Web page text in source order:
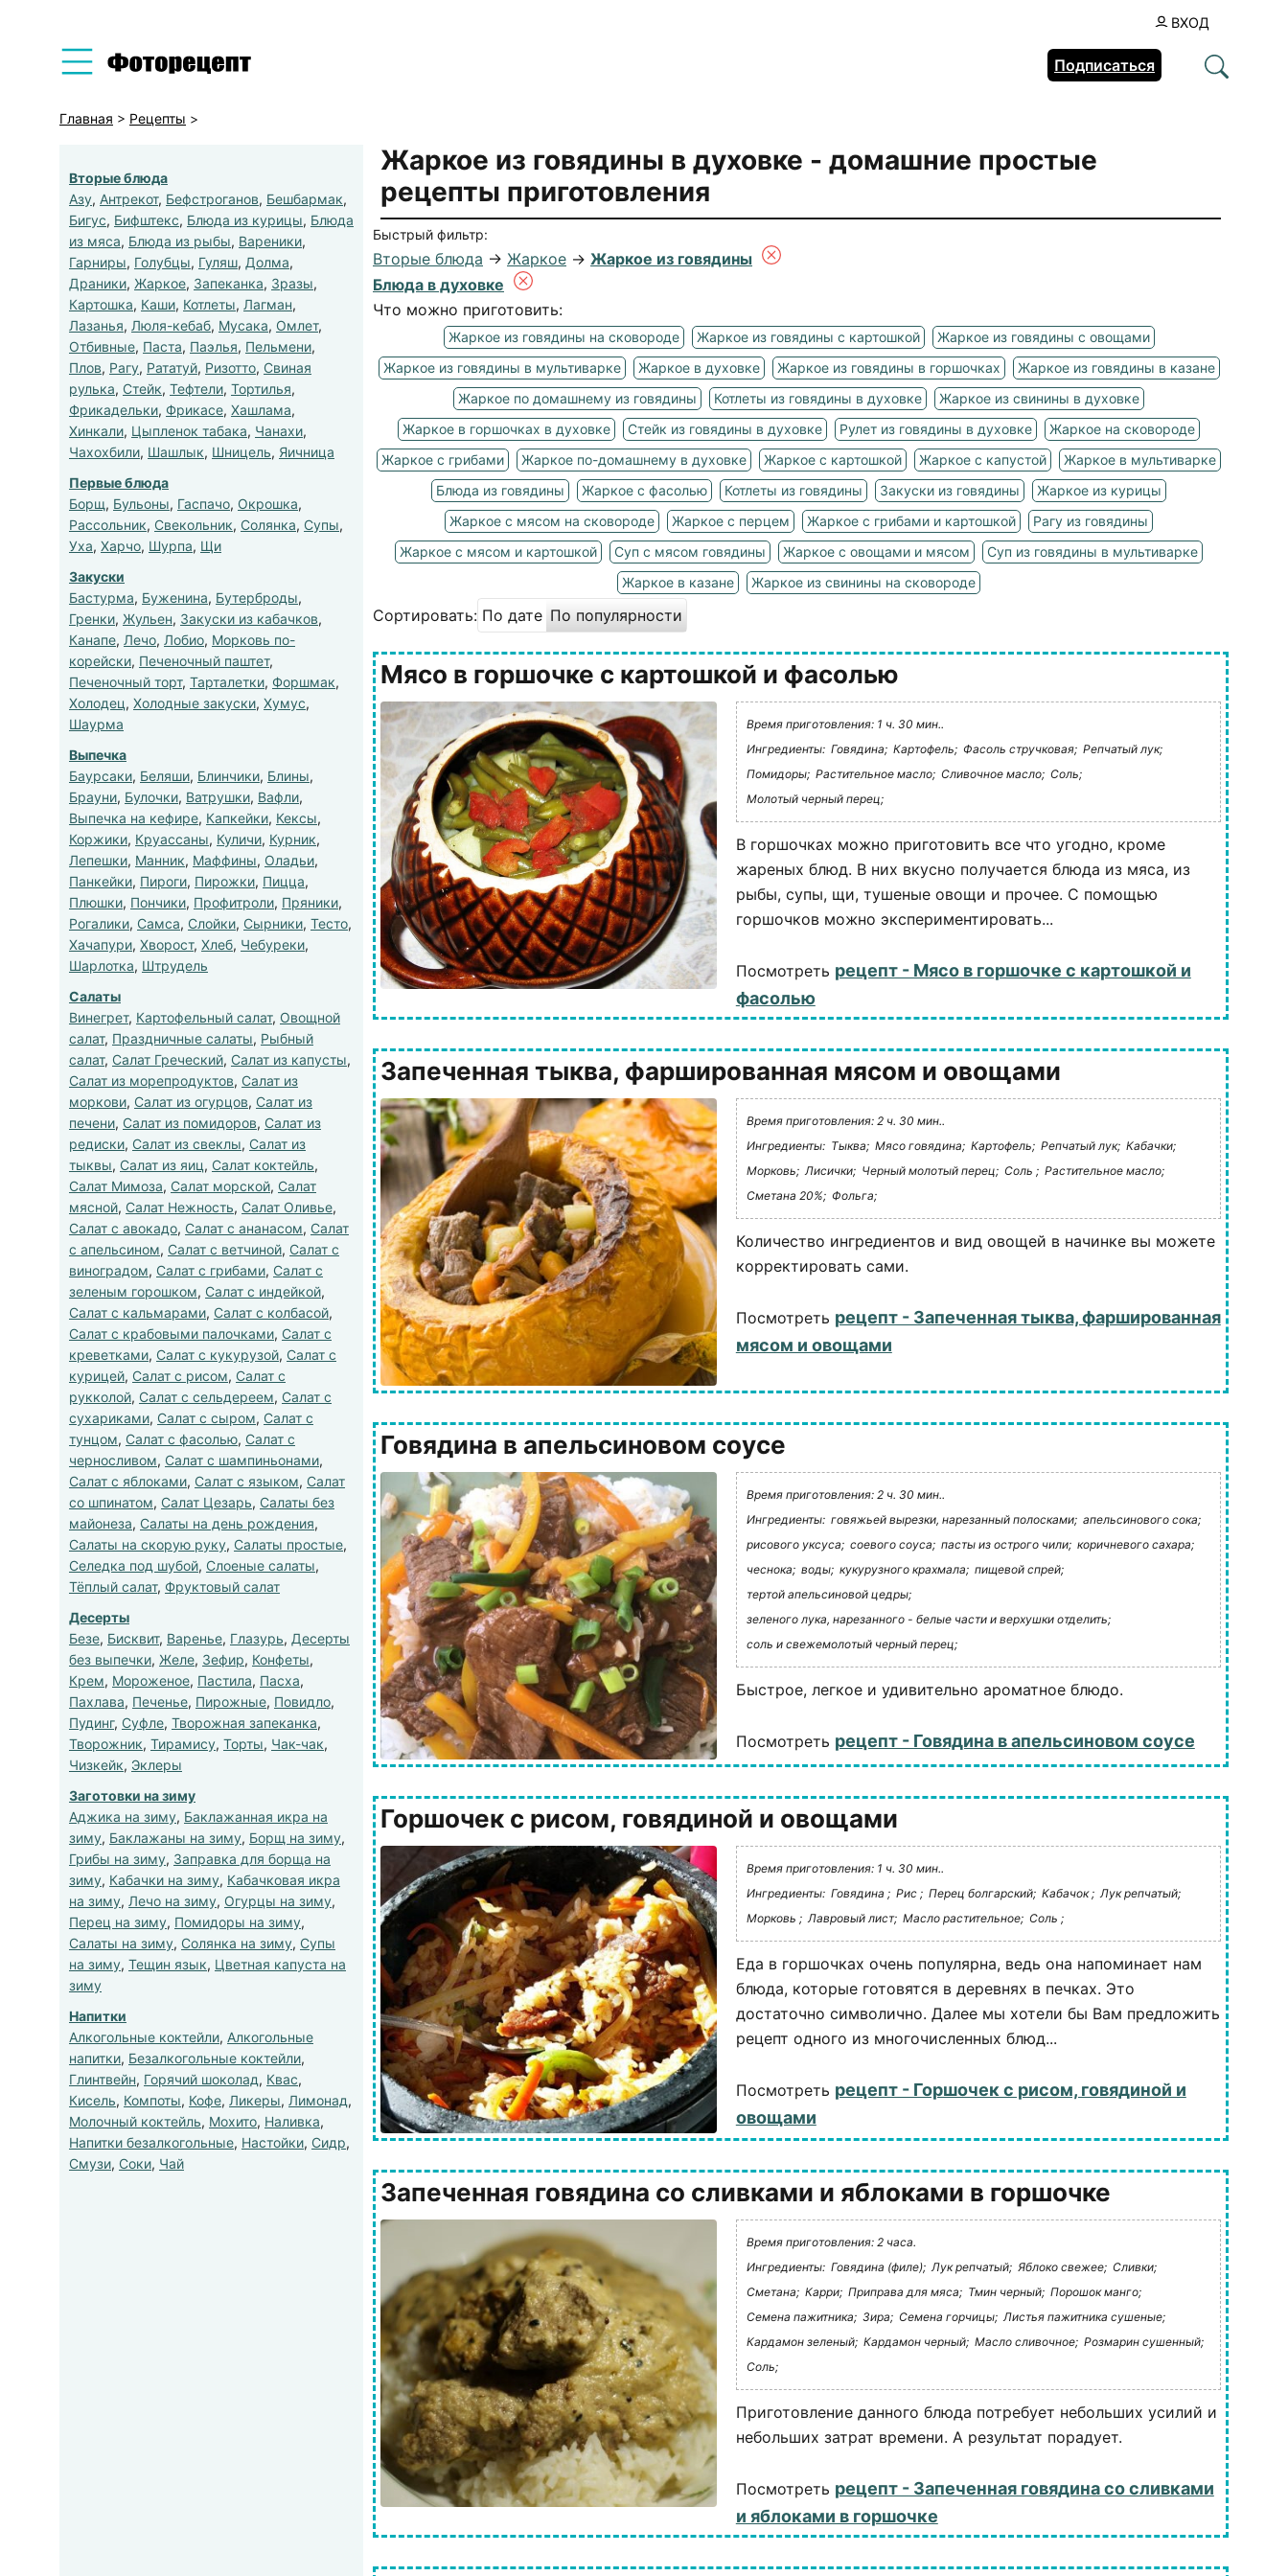
ВХОД
Подписаться
Главная > Рецепты >
Вторые блюда
Азу, Антрекот, Бефстроганов, Бешбармак,
Бигус, Бифштекс, Блюда из курицы, Блюда
из мяса, Блюда из рыбы, Вареники,
Гарниры, Голубцы, Гуляш, Долма,
Драники, Жаркое, Запеканка, Зразы,
Картошка, Каши, Котлеты, Лагман,
Лазанья, Люля-кебаб, Мусака, Омлет,
Отбивные, Паста, Паэлья, Пельмени,
Плов, Рагу, Рататуй, Ризотто, Свиная
рулька, Стейк, Тефтели, Тортилья,
Фрикадельки, Фрикасе, Хашлама,
Хинкали, Цыпленок табака, Чанахи,
Чахохбили, Шашлык, Шницель, Яичница
Первые блюда
Борщ, Бульоны, Гаспачо, Окрошка,
Рассольник, Свекольник, Солянка, Супы,
Уха, Харчо, Шурпа, Щи
Закуски
Бастурма, Буженина, Бутерброды,
Гренки, Жульен, Закуски из кабачков,
Канапе, Лечо, Лобио, Морковь по-
корейски, Печеночный паштет,
Печеночный торт, Тарталетки, Форшмак,
Холодец, Холодные закуски, Хумус,
Шаурма
Выпечка
Баурсаки, Беляши, Блинчики, Блины,
Брауни, Булочки, Ватрушки, Вафли,
Выпечка на кефире, Капкейки, Кексы,
Коржики, Круассаны, Куличи, Курник,
Лепешки, Манник, Маффины, Оладьи,
Панкейки, Пироги, Пирожки, Пицца,
Плюшки, Пончики, Профитроли, Пряники,
Рогалики, Самса, Слойки, Сырники, Тесто,
Хачапури, Хворост, Хлеб, Чебуреки,
Шарлотка, Штрудель
Салаты
Винегрет, Картофельный салат, Овощной
салат, Праздничные салаты, Рыбный
салат, Салат Греческий, Салат из капусты,
Салат из морепродуктов, Салат из
моркови, Салат из огурцов, Салат из
печени, Салат из помидоров, Салат из
редиски, Салат из свеклы, Салат из
тыквы, Салат из яиц, Салат коктейль,
Салат Мимоза, Салат морской, Салат
мясной, Салат Нежность, Салат Оливье,
Салат с авокадо, Салат с ананасом, Салат
с апельсином, Салат с ветчиной, Салат с
виноградом, Салат с грибами, Салат с
зеленым горошком, Салат с индейкой,
Салат с кальмарами, Салат с колбасой,
Салат с крабовыми палочками, Салат с
креветками, Салат с кукурузой, Салат с
курицей, Салат с рисом, Салат с
рукколой, Салат с сельдереем, Салат с
сухариками, Салат с сыром, Салат с
тунцом, Салат с фасолью, Салат с
черносливом, Салат с шампиньонами,
Салат с яблоками, Салат с языком, Салат
со шпинатом, Салат Цезарь, Салаты без
майонеза, Салаты на день рождения,
Салаты на скорую руку, Салаты простые,
Селедка под шубой, Слоеные салаты,
Тёплый салат, Фруктовый салат
Десерты
Безе, Бисквит, Варенье, Глазурь, Десерты
без выпечки, Желе, Зефир, Конфеты,
Крем, Мороженое, Пастила, Пасха,
Пахлава, Печенье, Пирожные, Повидло,
Пудинг, Суфле, Творожная запеканка,
Творожник, Тирамису, Торты, Чак-чак,
Чизкейк, Эклеры
Заготовки на зиму
Аджика на зиму, Баклажанная икра на
зиму, Баклажаны на зиму, Борщ на зиму,
Грибы на зиму, Заправка для борща на
зиму, Кабачки на зиму, Кабачковая икра
на зиму, Лечо на зиму, Огурцы на зиму,
Перец на зиму, Помидоры на зиму,
Салаты на зиму, Солянка на зиму, Супы
на зиму, Тещин язык, Цветная капуста на
зиму
Напитки
Алкогольные коктейли, Алкогольные
напитки, Безалкогольные коктейли,
Глинтвейн, Горячий шоколад, Квас,
Кисель, Компоты, Кофе, Ликеры, Лимонад,
Молочный коктейль, Мохито, Наливка,
Напитки безалкогольные, Настойки, Сидр,
Смузи, Соки, Чай
Жаркое из говядины в духовке - домашние простые
рецепты приготовления
Быстрый фильтр:
Вторые блюда → Жаркое → Жаркое из говядины
Блюда в духовке
Что можно приготовить:
Жаркое из говядины на сковороде Жаркое из говядины с картошкой
Жаркое из говядины с овощами
Жаркое из говядины в мультиварке
Жаркое в духовке Жаркое из говядины в горшочках
Жаркое из говядины в казане
Жаркое по домашнему из говядины
Котлеты из говядины в духовке
Жаркое из свинины в духовке
Жаркое в горшочках в духовке
Стейк из говядины в духовке Рулет из говядины в духовке
Жаркое на сковороде
Жаркое с грибами
Жаркое по-домашнему в духовке Жаркое с картошкой Жаркое с капустой
Жаркое в мультиварке
Блюда из говядины
Жаркое с фасолью Котлеты из говядины Закуски из говядины
Жаркое из курицы
Жаркое с мясом на сковороде
Жаркое с перцем Жаркое с грибами и картошкой
Рагу из говядины
Жаркое с мясом и картошкой
Суп с мясом говядины Жаркое с овощами и мясом
Суп из говядины в мультиварке
Жаркое в казане
Жаркое из свинины на сковороде
Сортировать: По дате По популярности
Мясо в горшочке с картошкой и фасолью
Время приготовления: 1 ч. 30 мин..
Ингредиенты: Говядина; Картофель; Фасоль стручковая; Репчатый лук;
Помидоры; Растительное масло; Сливочное масло; Соль;
Молотый черный перец;
В горшочках можно приготовить все что угодно, кроме
жареных блюд. В них вкусно получается блюда из мяса, из
рыбы, супы, щи, тушеные овощи и прочее. С помощью
горшочков можно экспериментировать...
Посмотреть рецепт - Мясо в горшочке с картошкой и
фасолью
Запеченная тыква, фаршированная мясом и овощами
Время приготовления: 2 ч. 30 мин..
Ингредиенты: Тыква; Мясо говядина; Картофель; Репчатый лук; Кабачки;
Морковь; Лисички; Черный молотый перец; Соль ; Растительное масло;
Сметана 20%; Фольга;
Количество ингредиентов и вид овощей в начинке вы можете
корректировать сами.
Посмотреть рецепт - Запеченная тыква, фаршированная
мясом и овощами
Говядина в апельсиновом соусе
Время приготовления: 2 ч. 30 мин..
Ингредиенты: говяжьей вырезки, нарезанный полосками; апельсинового сока;
рисового уксуса; соевого соуса; пасты из острого чили; коричневого сахара;
чеснока; воды; кукурузного крахмала; пищевой спрей;
тертой апельсиновой цедры;
зеленого лука, нарезанного - белые части и верхушки отделить;
соль и свежемолотый черный перец;
Быстрое, легкое и удивительно ароматное блюдо.
Посмотреть рецепт - Говядина в апельсиновом соусе
Горшочек с рисом, говядиной и овощами
Время приготовления: 1 ч. 30 мин..
Ингредиенты: Говядина ; Рис ; Перец болгарский; Кабачок ; Лук репчатый;
Морковь ; Лавровый лист; Масло растительное; Соль ;
Еда в горшочках очень популярна, ведь она напоминает нам
блюда, которые готовятся в деревнях в печках. Это
достаточно символично. Далее мы хотели бы Вам предложить
рецепт одного из многочисленных блюд...
Посмотреть рецепт - Горшочек с рисом, говядиной и
овощами
Запеченная говядина со сливками и яблоками в горшочке
Время приготовления: 2 часа.
Ингредиенты: Говядина (филе); Лук репчатый; Яблоко свежее; Сливки;
Сметана; Карри; Приправа для мяса; Тмин черный; Порошок манго;
Семена пажитника; Зира; Семена горчицы; Листья пажитника сушеные;
Кардамон зеленый; Кардамон черный; Масло сливочное; Розмарин сушенный;
Соль;
Приготовление данного блюда потребует небольших усилий и
небольших затрат времени. А результат порадует.
Посмотреть рецепт - Запеченная говядина со сливками
и яблоками в горшочке